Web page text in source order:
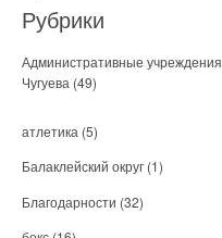
Рубрики
Административные учреждения
Чугуева (49)
атлетика (5)
Балаклейский округ (1)
Благодарности (32)